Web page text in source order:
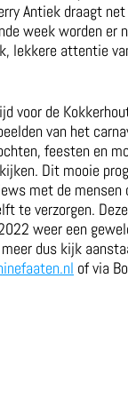
Antiek draagt
week worden er
lekkere attentie
voor de
van het
feesten en
Dit mooie
met de
te verzorgen.
weer een
dus kijk
of via